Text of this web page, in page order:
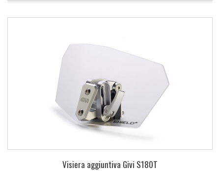
Visiera aggiuntiva Givi S180T